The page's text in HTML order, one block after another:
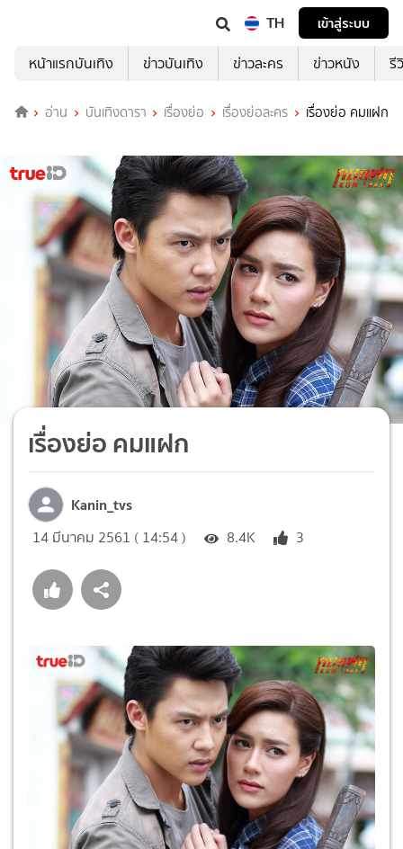
TH
เข้าสู่ระบบ
หน้าแรกบันเทิง
ข่าวบันเทิง ข่าวละคร ข่าวหนัง รี
อ่าน บันเทิงดารา เรื่องย่อ เรื่องย่อละคร เรื่องย่อ คมแฝก
เรื่องย่อ คมแฝก
Kanin_tvs
14 มีนาคม 2561 ( 14:54 ) 8.4K 3